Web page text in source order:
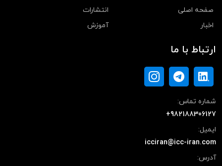
صفحه اصلی
انتشارات
اخبار
آموزش
ارتباط با ما
شماره تماس:
+982188306127
ایمیل:
icciran@icc-iran.com
آدرس: